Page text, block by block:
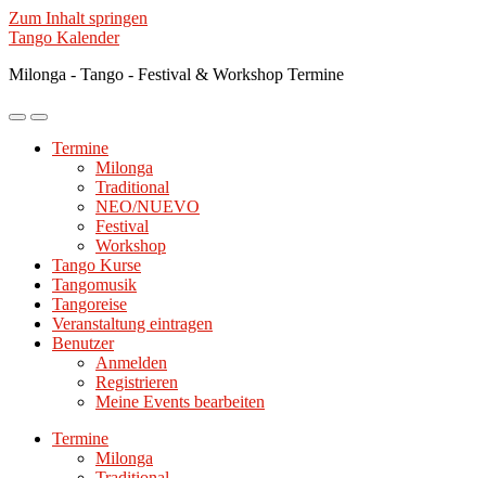
Zum Inhalt springen
Tango Kalender
Milonga - Tango - Festival & Workshop Termine
Mobile-
ein-/ausblenden
Suchfeld
ein-/ausblenden
Termine
Milonga
Traditional
NEO/NUEVO
Festival
Workshop
Tango Kurse
Tangomusik
Tangoreise
Veranstaltung eintragen
Benutzer
Anmelden
Registrieren
Meine Events bearbeiten
Termine
Milonga